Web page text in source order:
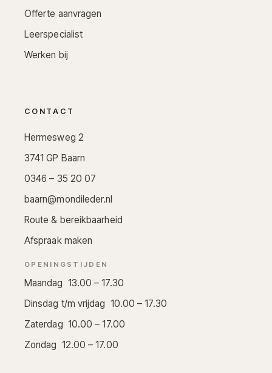
Offerte aanvragen
Leerspecialist
Werken bij
CONTACT
Hermesweg 2
3741 GP Baarn
0346 – 35 20 07
baarn@mondileder.nl
Route & bereikbaarheid
Afspraak maken
OPENINGSTIJDEN
Maandag 13.00 – 17.30
Dinsdag t/m vrijdag 10.00 – 17.30
Zaterdag 10.00 – 17.00
Zondag 12.00 – 17.00